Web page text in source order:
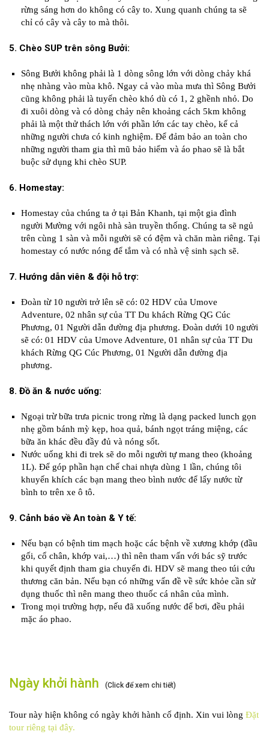
rừng sáng hơn do không có cây to. Xung quanh chúng ta sẽ
chỉ có cây và cây to mà thôi.
5. Chèo SUP trên sông Bưởi:
Sông Bưởi không phải là 1 dòng sông lớn với dòng chảy khá
nhẹ nhàng vào mùa khô. Ngay cả vào mùa mưa thì Sông Bưởi
cũng không phải là tuyến chèo khó dù có 1, 2 ghềnh nhỏ. Do
đi xuôi dòng và có dòng chảy nên khoảng cách 5km không
phải là một thử thách lớn với phần lớn các tay chèo, kể cả
những người chưa có kinh nghiệm. Để đảm bảo an toàn cho
những người tham gia thì mũ bảo hiểm và áo phao sẽ là bắt
buộc sử dụng khi chèo SUP.
6. Homestay:
Homestay của chúng ta ở tại Bản Khanh, tại một gia đình
người Mường với ngôi nhà sàn truyền thống. Chúng ta sẽ ngủ
trên cùng 1 sàn và mỗi người sẽ có đệm và chăn màn riêng. Tại
homestay có nước nóng để tắm và có nhà vệ sinh sạch sẽ.
7. Hướng dẫn viên & đội hỗ trợ:
Đoàn từ 10 người trở lên sẽ có: 02 HDV của Umove
Adventure, 02 nhân sự của TT Du khách Rừng QG Cúc
Phương, 01 Người dẫn đường địa phương. Đoàn dưới 10 người
sẽ có: 01 HDV của Umove Adventure, 01 nhân sự của TT Du
khách Rừng QG Cúc Phương, 01 Người dẫn đường địa
phương.
8. Đồ ăn & nước uống:
Ngoại trừ bữa trưa picnic trong rừng là dạng packed lunch gọn
nhẹ gồm bánh mỳ kẹp, hoa quả, bánh ngọt tráng miệng, các
bữa ăn khác đều đầy đủ và nóng sốt.
Nước uống khi đi trek sẽ do mỗi người tự mang theo (khoảng
1L). Để góp phần hạn chế chai nhựa dùng 1 lần, chúng tôi
khuyến khích các bạn mang theo bình nước để lấy nước từ
bình to trên xe ô tô.
9. Cảnh báo về An toàn & Y tế:
Nếu bạn có bệnh tim mạch hoặc các bệnh về xương khớp (đầu
gối, cổ chân, khớp vai,…) thì nên tham vấn với bác sỹ trước
khi quyết định tham gia chuyến đi. HDV sẽ mang theo túi cứu
thương căn bản. Nếu bạn có những vấn đề về sức khỏe cần sử
dụng thuốc thì nên mang theo thuốc cá nhân của mình.
Trong mọi trường hợp, nếu đã xuống nước để bơi, đều phải
mặc áo phao.
Ngày khởi hành (Click để xem chi tiết)
Tour này hiện không có ngày khởi hành cố định. Xin vui lòng Đặt
tour riêng tại đây.